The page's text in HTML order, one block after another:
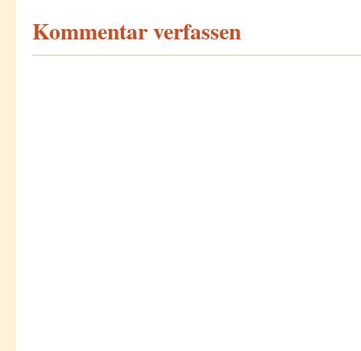
Kommentar verfassen